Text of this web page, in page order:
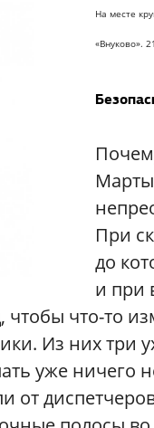
На месте
«Внуково».
При
до
и при
чтобы что-то
Из них три
уже ничего
от